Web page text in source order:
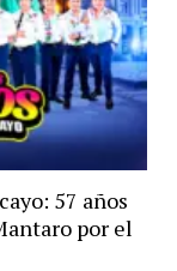
57 años
por el